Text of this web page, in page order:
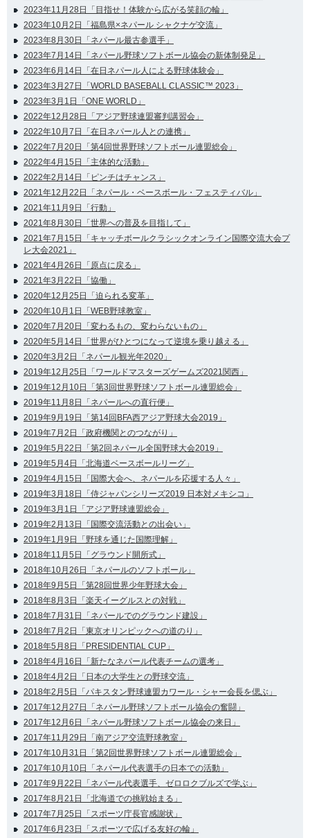
2023年11月28日「目指せ！体験から広がる笑顔の輪」
2023年10月2日「福島県×ネパール シャクナゲ交流」
2023年8月30日「ネパール最古参選手」
2023年7月14日「ネパール野球ソフトボール協会の新体制発足」
2023年6月14日「在日ネパール人による野球体験会」
2023年3月27日「WORLD BASEBALL CLASSIC™ 2023」
2023年3月1日「ONE WORLD」
2022年12月28日「アジア野球連盟審判講習会」
2022年10月7日「在日ネパール人との連携」
2022年7月20日「第4回世界野球ソフトボール連盟総会」
2022年4月15日「主体的な活動」
2022年2月14日「ピンチはチャンス」
2021年12月22日「ネパール・ベースボール・フェスティバル」
2021年11月9日「行動」
2021年8月30日「世界への普及を目指して」
2021年7月15日「キャッチボールクラシックオンライン国際交流大会プ
レ大会2021」
2021年4月26日「原点に戻る」
2021年3月22日「協働」
2020年12月25日「迫られる変革」
2020年10月1日「WEB野球教室」
2020年7月20日「変わるもの、変わらないもの」
2020年5月14日「世界がひとつになって逆境を乗り越える」
2020年3月2日「ネパール観光年2020」
2019年12月25日「ワールドマスターズゲームズ2021関西」
2019年12月10日「第3回世界野球ソフトボール連盟総会」
2019年11月8日「ネパールへの直行便」
2019年9月19日「第14回BFA西アジア野球大会2019」
2019年7月2日「政府機関とのつながり」
2019年5月22日「第2回ネパール全国野球大会2019」
2019年5月4日「北海道ベースボールリーグ」
2019年4月15日「国際大会へ、ネパールを応援する人々」
2019年3月18日「侍ジャパンシリーズ2019 日本対メキシコ」
2019年3月1日「アジア野球連盟総会」
2019年2月13日「国際交流活動との出会い」
2019年1月9日「野球を通じた国際理解」
2018年11月5日「グラウンド開所式」
2018年10月26日「ネパールのソフトボール」
2018年9月5日「第28回世界少年野球大会」
2018年8月3日「楽天イーグルスとの対戦」
2018年7月31日「ネパールでのグラウンド建設」
2018年7月2日「東京オリンピックへの道のり」
2018年5月8日「PRESIDENTIAL CUP」
2018年4月16日「新たなネパール代表チームの選考」
2018年4月2日「日本の大学生との野球交流」
2018年2月5日「パキスタン野球連盟カワール・シャー会長を偲ぶ」
2017年12月27日「ネパール野球ソフトボール協会の奮闘」
2017年12月6日「ネパール野球ソフトボール協会の来日」
2017年11月29日「南アジア交流野球教室」
2017年10月31日「第2回世界野球ソフトボール連盟総会」
2017年10月10日「ネパール代表選手の日本での活動」
2017年9月22日「ネパール代表選手、ゼロロクブルズで学ぶ」
2017年8月21日「北海道での挑戦始まる」
2017年7月25日「スポーツ庁長官感謝状」
2017年6月23日「スポーツで広げる友好の輪」